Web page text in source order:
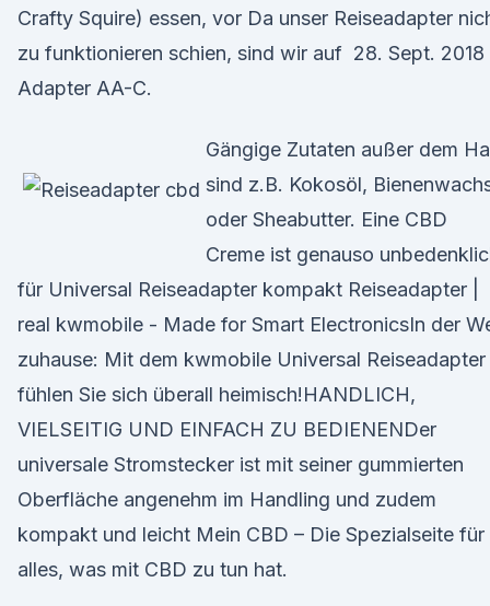
Crafty Squire) essen, vor Da unser Reiseadapter
zu funktionieren schien, sind wir auf 28. Sept. 2018
Adapter AA-C.
Gängige Zutaten außer dem
sind z.B. Kokosöl,
oder Sheabutter. Eine CBD
Creme ist genauso
für Universal Reiseadapter kompakt Reiseadapter |
real kwmobile - Made for Smart ElectronicsIn der
zuhause: Mit dem kwmobile Universal Reiseadapter
fühlen Sie sich überall heimisch!HANDLICH,
VIELSEITIG UND EINFACH ZU BEDIENENDer
universale Stromstecker ist mit seiner gummierten
Oberfläche angenehm im Handling und zudem
kompakt und leicht Mein CBD – Die Spezialseite für
alles, was mit CBD zu tun hat.